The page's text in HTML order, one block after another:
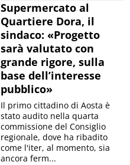
Supermercato al
Quartiere Dora, il
sindaco: «Progetto
sarà valutato con
grande rigore, sulla
base dell’interesse
pubblico»
Il primo cittadino di Aosta è
stato audito nella quarta
commissione del Consiglio
regionale, dove ha ribadito
come l'iter, al momento, sia
ancora ferm...